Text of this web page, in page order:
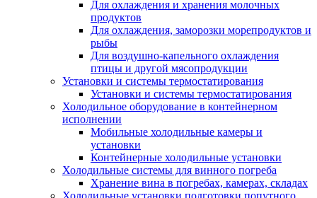
Для охлаждения и хранения молочных
продуктов
Для охлаждения, заморозки морепродуктов и
рыбы
Для воздушно-капельного охлаждения
птицы и другой мясопродукции
Установки и системы термостатирования
Установки и системы термостатирования
Холодильное оборудование в контейнерном
исполнении
Мобильные холодильные камеры и
установки
Контейнерные холодильные установки
Холодильные системы для винного погреба
Хранение вина в погребах, камерах, складах
Холодильные установки подготовки попутного